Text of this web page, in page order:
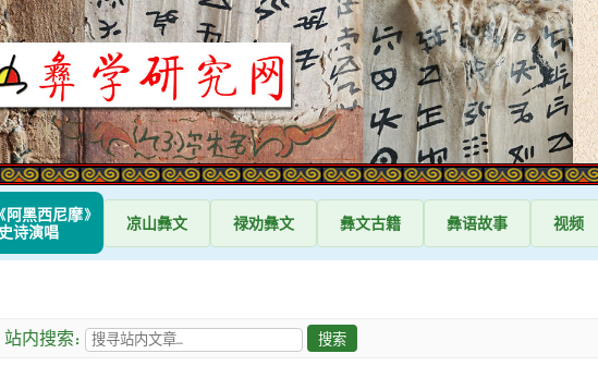
《阿黑西尼摩》
史诗演唱
凉山彝文 禄劝彝文 彝文古籍 彝语故事 视频
站内搜索：